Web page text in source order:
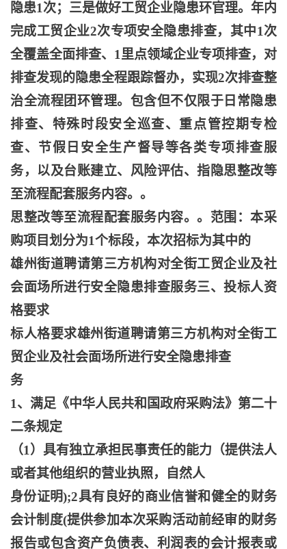
隐患1次；三是做好工贸企业隐患环官理。年内
完成工贸企业2次专项安全隐患排查，其中1次
全覆盖全面排查、1里点领域企业专项排查，对
排查发现的隐患全程跟踪督办，实现2次排查整
治全流程团环管理。包含但不仅限于日常隐患
排查、特殊时段安全巡查、重点管控期专检
查、节假日安全生产督导等各类专项排查服
务，以及台账建立、风险评估、指隐思整改等
至流程配套服务内容。。
思整改等至流程配套服务内容。。范围：本采
购项目划分为1个标段，本次招标为其中的
雄州街道聘请第三方机构对全街工贸企业及社
会面场所进行安全隐患排查服务三、投标人资
格要求
标人格要求雄州街道聘请第三方机构对全街工
贸企业及社会面场所进行安全隐患排查
务
1、满足《中华人民共和国政府采购法》第二十
二条规定
（1）具有独立承担民事责任的能力（提供法人
或者其他组织的营业执照，自然人
身份证明);2具有良好的商业信誉和健全的财务
会计制度(提供参加本次采购活动前经审的财务
报告或包含资产负债表、利润表的会计报表或